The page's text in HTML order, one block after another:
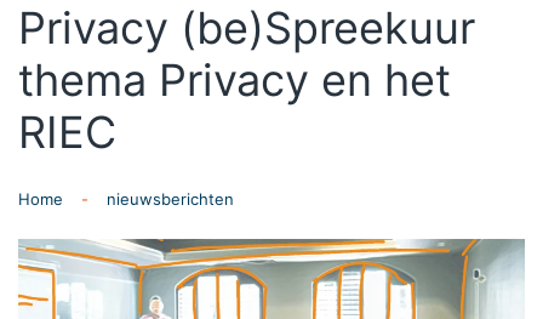
Privacy (be)Spreekuur
thema Privacy en het
RIEC
Home nieuwsberichten